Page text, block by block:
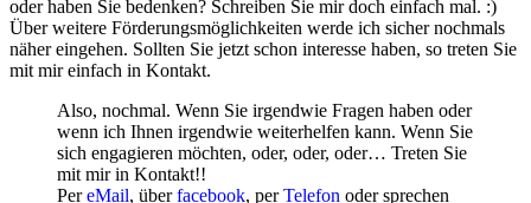
oder haben Sie bedenken? Schreiben Sie mir doch einfach mal. :)
Über weitere Förderungsmöglichkeiten werde ich sicher nochmals
näher eingehen. Sollten Sie jetzt schon interesse haben, so treten Sie
mit mir einfach in Kontakt.
Also, nochmal. Wenn Sie irgendwie Fragen haben oder
wenn ich Ihnen irgendwie weiterhelfen kann. Wenn Sie
sich engagieren möchten, oder, oder, oder… Treten Sie
mit mir in Kontakt!!
PereMail, überfacebook, perTelefon oder sprechen